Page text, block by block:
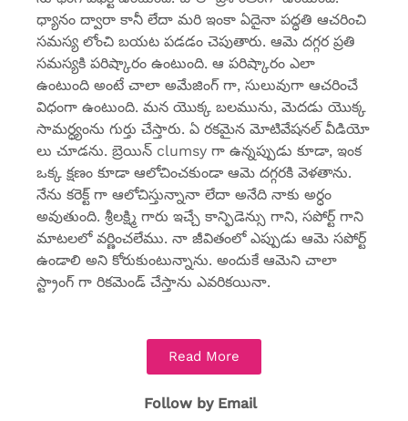
ధ్యానం ద్వారా కానీ లేదా మరి ఇంకా ఏదైనా పద్ధతి ఆచరించి
సమస్య లోంచి బయట పడడం చెపుతారు. ఆమె దగ్గర ప్రతి
సమస్యకి పరిష్కారం ఉంటుంది. ఆ పరిష్కారం ఎలా
ఉంటుంది అంటే చాలా అమేజింగ్ గా, సులువుగా ఆచరించే
విధంగా ఉంటుంది. మన యొక్క బలమును, మెదడు యొక్క
సామర్ధ్యంను గుర్తు చేస్తారు. ఏ రకమైన మోటివేషనల్ వీడియో
లు చూడను. బ్రెయిన్ clumsy గా ఉన్నప్పుడు కూడా, ఇంక
ఒక్క క్షణం కూడా ఆలోచించకుండా ఆమె దగ్గరకి వెళతాను.
నేను కరెక్ట్ గా ఆలోచిస్తున్నానా లేదా అనేది నాకు అర్ధం
అవుతుంది. శ్రీలక్ష్మి గారు ఇచ్చే కాన్ఫిడెన్సు గాని, సపోర్ట్ గాని
మాటలలో వర్ణించలేము. నా జీవితంలో ఎప్పుడు ఆమె సపోర్ట్
ఉండాలి అని కోరుకుంటున్నాను. అందుకే ఆమెని చాలా
స్ట్రాంగ్ గా రికమెండ్ చేస్తాను ఎవరికయినా.
Read More
Follow by Email